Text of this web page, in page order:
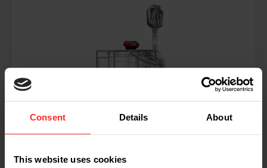
Consent Details About
This website uses cookies
RPW EL